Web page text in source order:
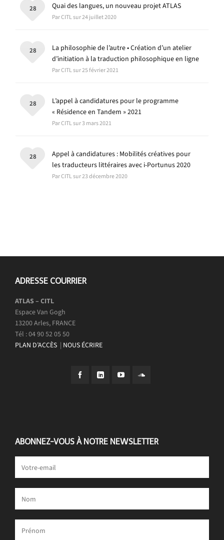
Quai des langues, un nouveau projet ATLAS
Par CITL sur 24 juillet 2020
28
La philosophie de l’autre • Création d’un atelier
d’initiation à la traduction philosophique en ligne
Par CITL sur 25 février 2021
28
L’appel à candidatures pour le programme
« Résidence en Tandem » 2021
Par CITL sur 3 mars 2021
28
Appel à candidatures : Mobilités créatives pour
les traducteurs littéraires avec i-Portunus 2020
Par CITL sur 23 décembre 2020
28
ADRESSE COURRIER
ATLAS – CITL
Espace Van Gogh
13200 Arles, FRANCE
Tél : 04 90 52 05 50
PLAN D’ACCÈS | NOUS ÉCRIRE
ABONNEZ-VOUS À NOTRE NEWSLETTER